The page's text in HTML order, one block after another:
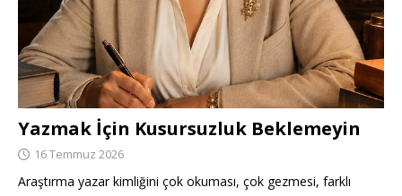
Yazmak İçin Kusursuzluk Beklemeyin
16 Temmuz 2026
Araştırma yazar kimliğini çok okuması, çok gezmesi, farklı